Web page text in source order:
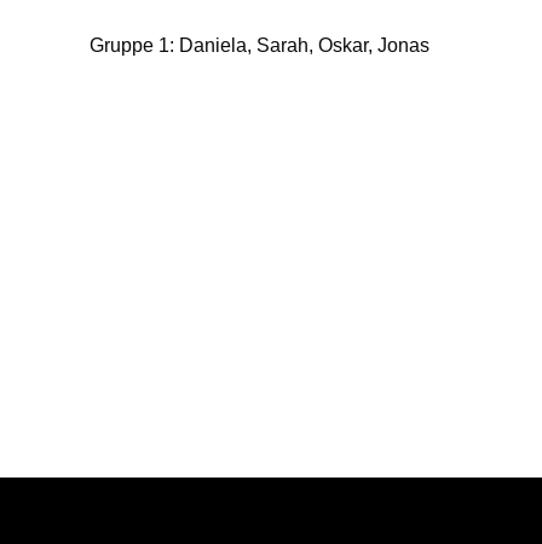
Gruppe 1: Daniela, Sarah, Oskar, Jonas